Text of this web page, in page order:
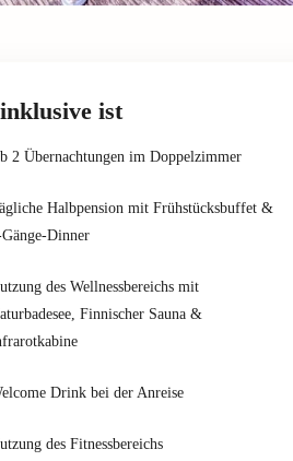
ist
2 Übernachtungen im Doppelzimmer
Halbpension mit Frühstücksbuffet &
Dinner
des Wellnessbereichs mit
Finnischer Sauna &
Drink bei der Anreise
des Fitnessbereichs